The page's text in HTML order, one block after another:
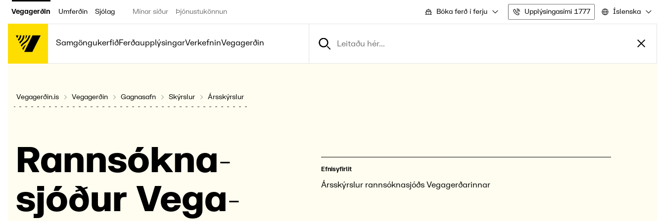
Vegagerðin Umferðin Sjólag Mínar síður Þjónustukönnun Bóka ferð í ferju Upplýsingasími 1777 Íslenska
SamgöngukerfiðFerðaupplýsingarVerkefninVegagerðin
Vegagerðin.is Vegagerðin Gagnasafn Skýrslur Ársskýrslur
Rann­sókna­
sjóður Vega­
Efnisyfirlit
Ársskýrslur rannsóknasjóðs Vegagerðarinnar